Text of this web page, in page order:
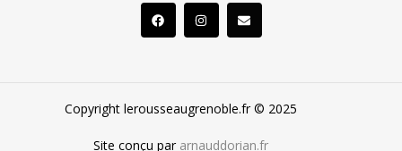
Copyright lerousseaugrenoble.fr © 2025
Site conçu par arnauddorian.fr